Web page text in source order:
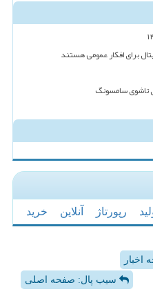
برای افکار عمومی هستند
تاشوی سامسونگ
رپورتاژ آنلاین خرید
اخبار
سیب پال: صفحه اصلی